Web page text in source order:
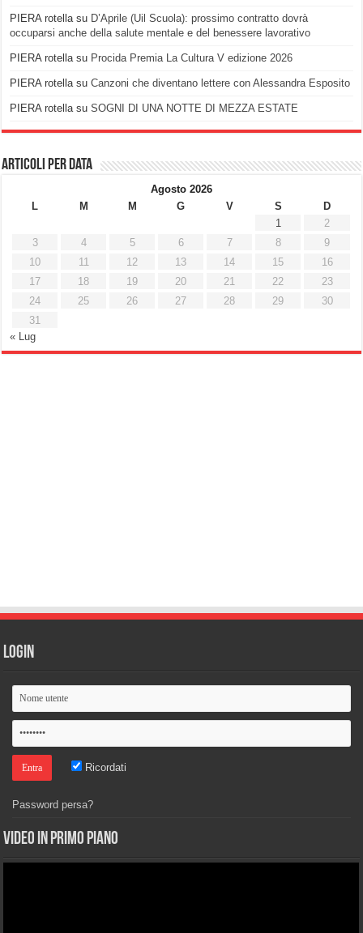
PIERA rotella su D’Aprile (Uil Scuola): prossimo contratto dovrà
occuparsi anche della salute mentale e del benessere lavorativo
PIERA rotella su Procida Premia La Cultura V edizione 2026
PIERA rotella suCanzoni che diventano lettere con Alessandra Esposito
PIERA rotella suSOGNI DI UNA NOTTE DI MEZZA ESTATE
Articoli per data
Agosto 2026
L
M M G V S
D
1
2
3
4 5 6 7 8
9
10
11 12 13 14 15
16
17
18 19 20 21 22
23
24
25 26 27 28 29
30
31
« Lug
Login
Ricordati
Password persa?
Video in primo piano